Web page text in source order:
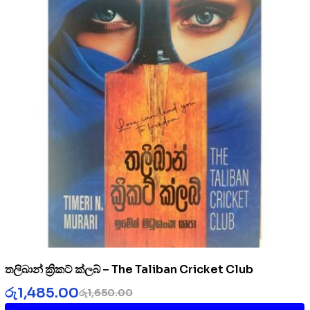
තලිබාන් ක්‍රිකට් ක්ලබ් – The Taliban Cricket Club
රු1,650.00
රු1,485.00